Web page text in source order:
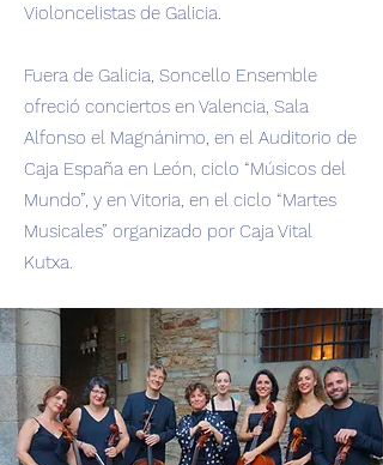
Violoncelistas de Galicia.
Fuera de Galicia, Soncello Ensemble
ofreció conciertos en Valencia, Sala
Alfonso el Magnánimo, en el Auditorio de
Caja España en León, ciclo “Músicos del
Mundo”, y en Vitoria, en el ciclo “Martes
Musicales” organizado por Caja Vital
Kutxa.